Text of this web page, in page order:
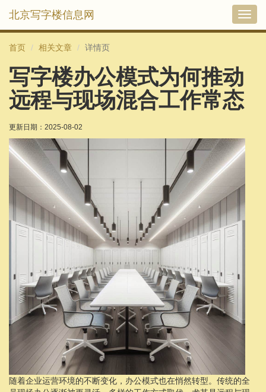
切
北京写字楼信息网
首页 相关文章 详情页
写字楼办公模式为何推动
远程与现场混合工作常态
更新日期： 2025-08-02
随着企业运营环境的不断变化，办公模式也在悄然转型。传统的全